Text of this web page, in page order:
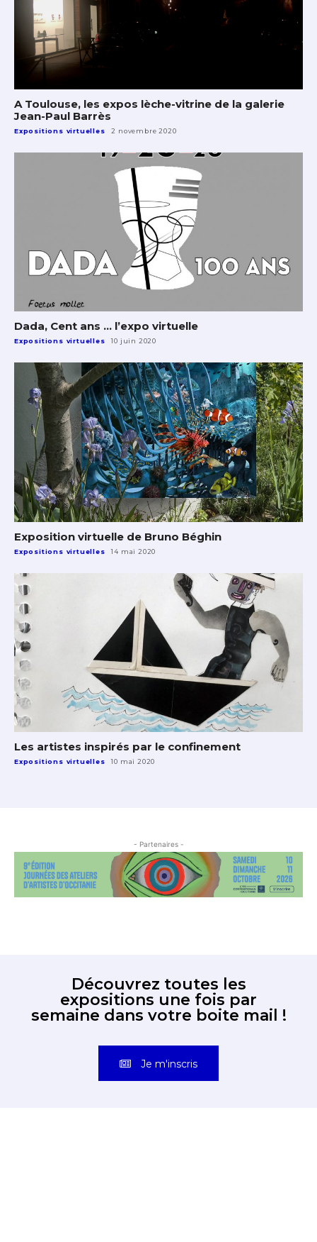
A Toulouse, les expos lèche-vitrine de la galerie
Jean-Paul Barrès
Expositions virtuelles 2 novembre 2020
Dada, Cent ans … l’expo virtuelle
Expositions virtuelles 10 juin 2020
Exposition virtuelle de Bruno Béghin
Expositions virtuelles 14 mai 2020
Les artistes inspirés par le confinement
Expositions virtuelles 10 mai 2020
- Partenaires -
Découvrez toutes les
expositions une fois par
semaine dans votre boite mail !
Je m'inscris